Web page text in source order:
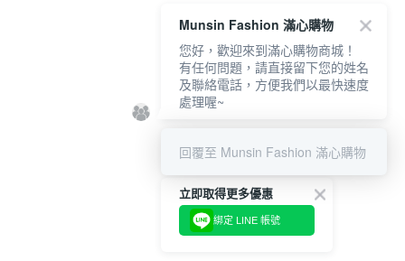
立即取得更多優惠
綁定 LINE 帳號
Munsin Fashion 滿心購物
您好，歡迎來到滿心購物商城！
有任何問題，請直接留下您的姓名
及聯絡電話，方便我們以最快速度
處理喔~
回覆至 Munsin Fashion 滿心購物